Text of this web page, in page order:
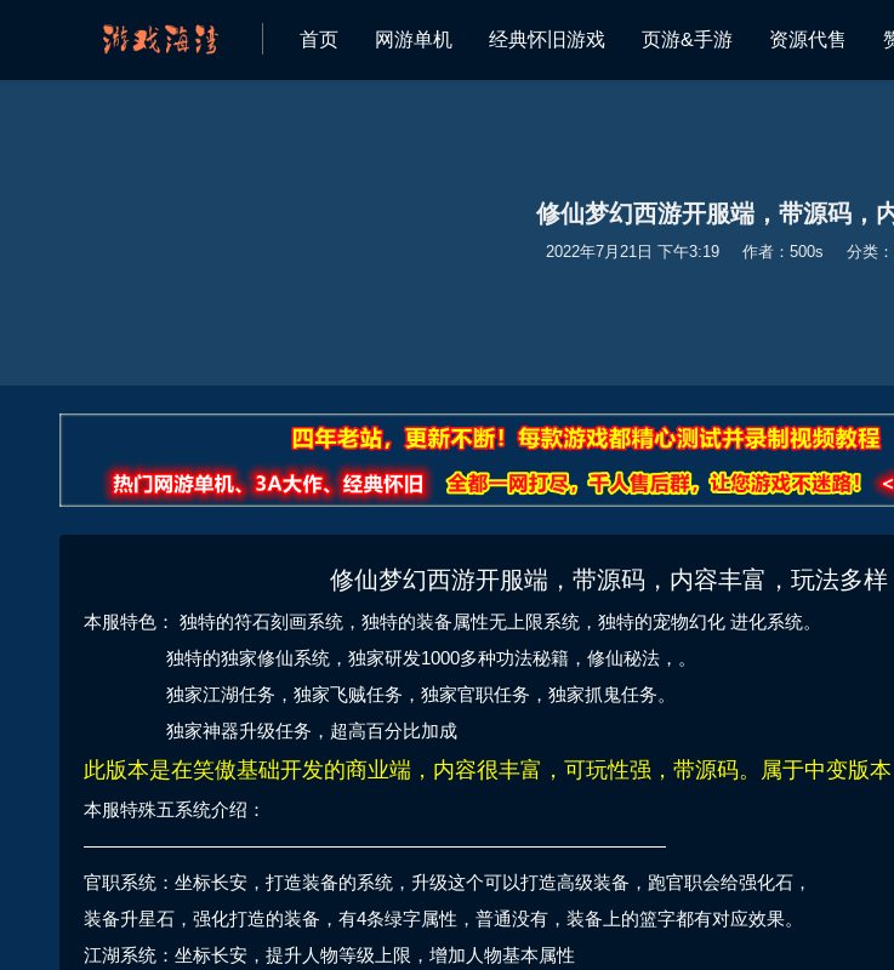
首页 网游单机 经典怀旧游戏 页游&手游 资源代售
修仙梦幻西游开服端，带源码，
2022年7月21日 下午3:19 作者：500s 分类：
修仙梦幻西游开服端，带源码，内容丰富，玩法多样
本服特色： 独特的符石刻画系统，独特的装备属性无上限系统，独特的宠物幻化 进化系统。
独特的独家修仙系统，独家研发1000多种功法秘籍，修仙秘法，。
独家江湖任务，独家飞贼任务，独家官职任务，独家抓鬼任务。
独家神器升级任务，超高百分比加成
此版本是在笑傲基础开发的商业端，内容很丰富，可玩性强，带源码。属于中变版本
本服特殊五系统介绍：
————————————————————————————————
官职系统：坐标长安，打造装备的系统，升级这个可以打造高级装备，跑官职会给强化石，
装备升星石，强化打造的装备，有4条绿字属性，普通没有，装备上的篮字都有对应效果。
江湖系统：坐标长安，提升人物等级上限，增加人物基本属性
欢迎来到 游戏海湾 资源网